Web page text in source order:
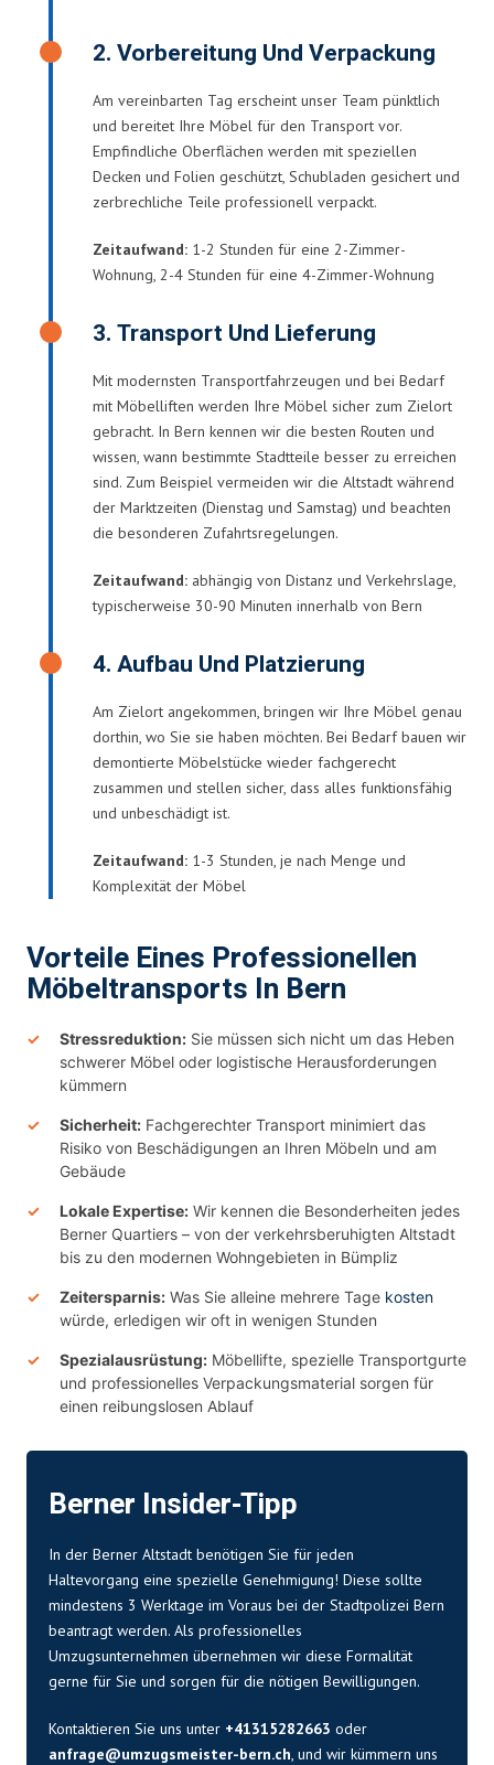
2. Vorbereitung Und Verpackung
Am vereinbarten Tag erscheint unser Team pünktlich
und bereitet Ihre Möbel für den Transport vor.
Empfindliche Oberflächen werden mit speziellen
Decken und Folien geschützt, Schubladen gesichert und
zerbrechliche Teile professionell verpackt.
Zeitaufwand: 1-2 Stunden für eine 2-Zimmer-
Wohnung, 2-4 Stunden für eine 4-Zimmer-Wohnung
3. Transport Und Lieferung
Mit modernsten Transportfahrzeugen und bei Bedarf
mit Möbelliften werden Ihre Möbel sicher zum Zielort
gebracht. In Bern kennen wir die besten Routen und
wissen, wann bestimmte Stadtteile besser zu erreichen
sind. Zum Beispiel vermeiden wir die Altstadt während
der Marktzeiten (Dienstag und Samstag) und beachten
die besonderen Zufahrtsregelungen.
Zeitaufwand: abhängig von Distanz und Verkehrslage,
typischerweise 30-90 Minuten innerhalb von Bern
4. Aufbau Und Platzierung
Am Zielort angekommen, bringen wir Ihre Möbel genau
dorthin, wo Sie sie haben möchten. Bei Bedarf bauen wir
demontierte Möbelstücke wieder fachgerecht
zusammen und stellen sicher, dass alles funktionsfähig
und unbeschädigt ist.
Zeitaufwand: 1-3 Stunden, je nach Menge und
Komplexität der Möbel
Vorteile Eines Professionellen
Möbeltransports In Bern
Stressreduktion: Sie müssen sich nicht um das Heben
schwerer Möbel oder logistische Herausforderungen
kümmern
Sicherheit: Fachgerechter Transport minimiert das
Risiko von Beschädigungen an Ihren Möbeln und am
Gebäude
Lokale Expertise: Wir kennen die Besonderheiten jedes
Berner Quartiers – von der verkehrsberuhigten Altstadt
bis zu den modernen Wohngebieten in Bümpliz
Zeitersparnis: Was Sie alleine mehrere Tage kosten
würde, erledigen wir oft in wenigen Stunden
Spezialausrüstung: Möbellifte, spezielle Transportgurte
und professionelles Verpackungsmaterial sorgen für
einen reibungslosen Ablauf
Berner Insider-Tipp
In der Berner Altstadt benötigen Sie für jeden
Haltevorgang eine spezielle Genehmigung! Diese sollte
mindestens 3 Werktage im Voraus bei der Stadtpolizei Bern
beantragt werden. Als professionelles
Umzugsunternehmen übernehmen wir diese Formalität
gerne für Sie und sorgen für die nötigen Bewilligungen.
Kontaktieren Sie uns unter +41315282663 oder
anfrage@umzugsmeister-bern.ch, und wir kümmern uns